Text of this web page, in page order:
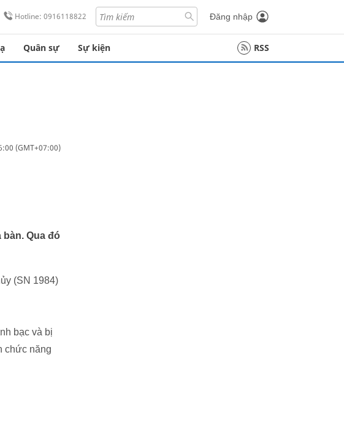
Hotline: 0916118822 Đăng nhập
Quân sự Sự kiện RSS
(GMT+07:00)
bàn. Qua đó
(SN 1984)
bạc và bị
chức năng